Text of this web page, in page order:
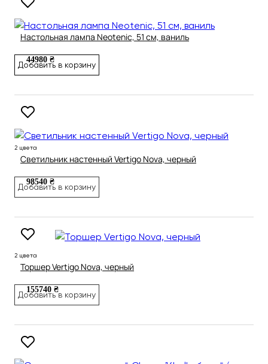
Настольная лампа Neotenic, 51 см, ваниль
44980 ₴
Добавить в корзину
2 цвета
Светильник настенный Vertigo Nova, черный
98540 ₴
Добавить в корзину
2 цвета
Торшер Vertigo Nova, черный
155740 ₴
Добавить в корзину